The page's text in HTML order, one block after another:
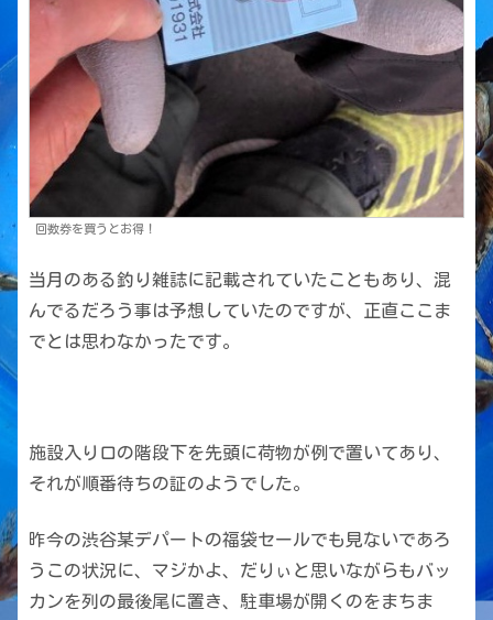
回数券を買うとお得！
当月のある釣り雑誌に記載されていたこともあり、混
んでるだろう事は予想していたのですが、正直ここま
でとは思わなかったです。
施設入り口の階段下を先頭に荷物が例で置いてあり、
それが順番待ちの証のようでした。
昨今の渋谷某デパートの福袋セールでも見ないであろ
うこの状況に、マジかよ、だりぃと思いながらもバッ
カンを列の最後尾に置き、駐車場が開くのをまちま